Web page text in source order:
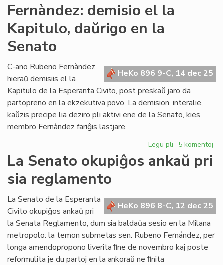
Tage
Fernàndez: demisio el la
Kapitulo, daŭrigo en la
Senato
HeKo 896 9-C, 14 dec 25
C-ano Rubeno Fernàndez
hieraŭ demisiis el la
Kapitulo de la Esperanta Civito, post preskaŭ jaro da
partopreno en la ekzekutiva povo. La demision, interalie,
kaŭzis precipe lia deziro pli aktivi ene de la Senato, kies
membro Fernàndez fariĝis lastjare.
Legu pli pri
Fernàndez:
demisio
Kapitulo,
daŭrigo
en
la
Senato
5 komentoj
La Senato okupiĝos ankaŭ pri
sia reglamento
HeKo 896 8-C, 12 dec 25
La Senato de la Esperanta
Civito okupiĝos ankaŭ pri
la Senata Reglamento, dum sia baldaŭa sesio en la Milana
metropolo: la temon submetas sen. Rubeno Fernández, per
longa amendopropono liverita ﬁne de novembro kaj poste
reformulita je du partoj en la ankoraŭ ne ﬁnita